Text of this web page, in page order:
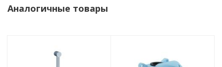
Аналогичные товары